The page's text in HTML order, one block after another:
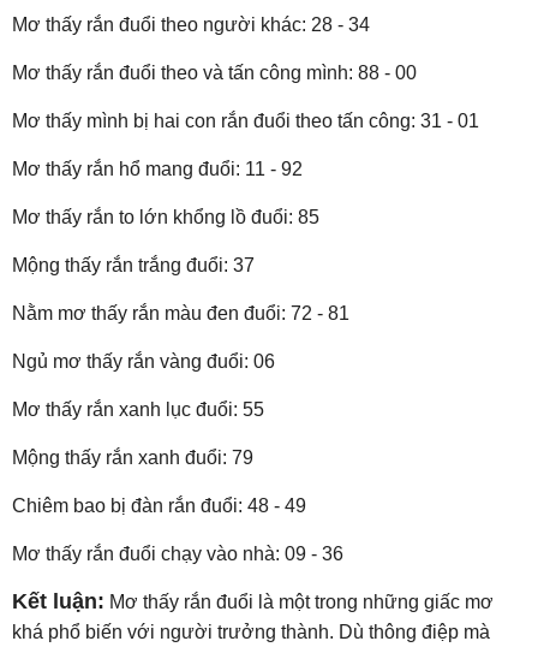
Mơ thấy rắn đuổi theo người khác: 28 - 34
Mơ thấy rắn đuổi theo và tấn công mình: 88 - 00
Mơ thấy mình bị hai con rắn đuổi theo tấn công: 31 - 01
Mơ thấy rắn hổ mang đuổi: 11 - 92
Mơ thấy rắn to lớn khổng lồ đuổi: 85
Mộng thấy rắn trắng đuổi: 37
Nằm mơ thấy rắn màu đen đuổi: 72 - 81
Ngủ mơ thấy rắn vàng đuổi: 06
Mơ thấy rắn xanh lục đuổi: 55
Mộng thấy rắn xanh đuổi: 79
Chiêm bao bị đàn rắn đuổi: 48 - 49
Mơ thấy rắn đuổi chạy vào nhà: 09 - 36
Kết luận: Mơ thấy rắn đuổi là một trong những giấc mơ
khá phổ biến với người trưởng thành. Dù thông điệp mà